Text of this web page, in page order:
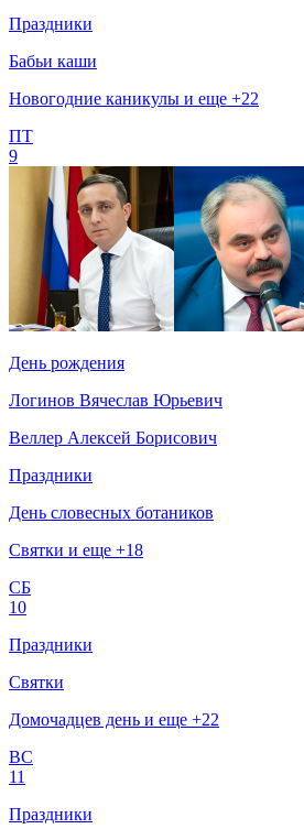
Праздники
Бабьи каши
Новогодние каникулы и еще +22
ПТ
9
День рождения
Логинов Вячеслав Юрьевич
Веллер Алексей Борисович
Праздники
День словесных ботаников
Святки и еще +18
СБ
10
Праздники
Святки
Домочадцев день и еще +22
ВС
11
Праздники